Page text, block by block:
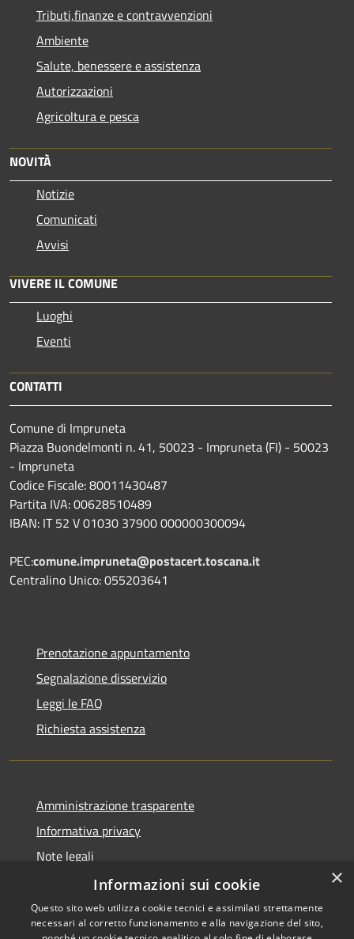
Tributi,finanze e contravvenzioni
Ambiente
Salute, benessere e assistenza
Autorizzazioni
Agricoltura e pesca
NOVITÀ
Notizie
Comunicati
Avvisi
VIVERE IL COMUNE
Luoghi
Eventi
CONTATTI
Comune di Impruneta
Piazza Buondelmonti n. 41, 50023 - Impruneta (FI) - 50023
- Impruneta
Codice Fiscale: 80011430487
Partita IVA: 00628510489
IBAN: IT 52 V 01030 37900 000000300094
PEC:comune.impruneta@postacert.toscana.it
Centralino Unico: 055203641
Prenotazione appuntamento
Segnalazione disservizio
Leggi le FAQ
Richiesta assistenza
Amministrazione trasparente
Informativa privacy
Note legali
Dichiarazione di accessibilità
×
Informazioni sui cookie
Questo sito web utilizza cookie tecnici e assimilati strettamente
necessari al corretto funzionamento e alla navigazione del sito,